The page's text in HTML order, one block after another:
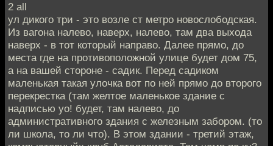
2 all
ул дикого три - это возле ст метро новослободская.
Из вагона налево, наверх, налево, там два выхода
наверх - в тот который направо. Далее прямо, до
места где на противоположной улице будет дом 75,
а на вашей стороне - садик. Перед садиком
маленькая такая улочка вот по ней прямо до второго
перекрестка (там желтое маленькое здание с
надписью yo! будет, там налево, до
административного здания с железным забором. (то
ли школа, то ли что). В этом здании - третий этаж,